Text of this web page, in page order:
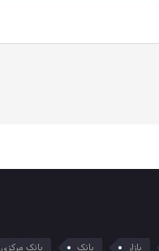
بازار بانک بانک مرکزی